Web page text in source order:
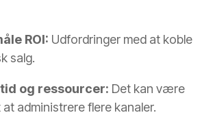
ROI: Udfordringer med at koble
salg.
og ressourcer: Det kan være
administrere flere kanaler.